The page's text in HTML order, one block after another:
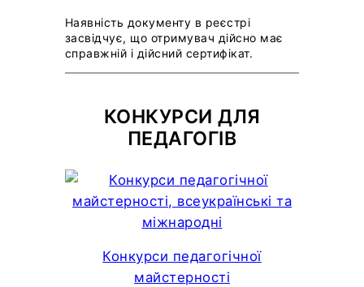
Наявність документу в реєстрі
засвідчує, що отримувач дійсно має
справжній і дійсний сертифікат.
КОНКУРСИ ДЛЯ
ПЕДАГОГІВ
Конкурси педагогічної
майстерності